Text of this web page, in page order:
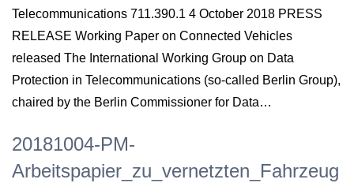
Telecommunications 711.390.1 4 October 2018 PRESS
RELEASE Working Paper on Connected Vehicles
released The International Working Group on Data
Protection in Telecommunications (so-called Berlin Group),
chaired by the Berlin Commissioner for Data…
20181004-PM-
Arbeitspapier_zu_vernetzten_Fahrzeug